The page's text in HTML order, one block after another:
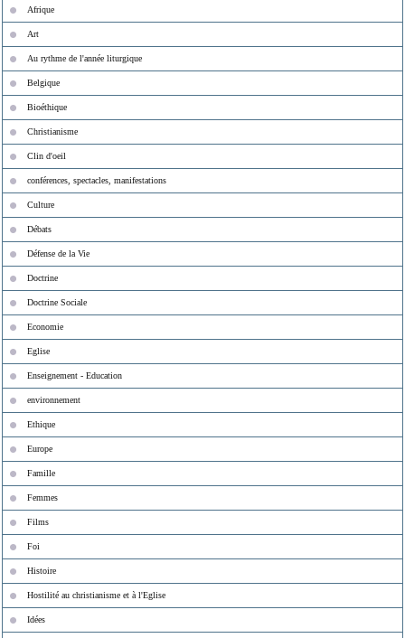
Afrique
Art
Au rythme de l'année liturgique
Belgique
Bioéthique
Christianisme
Clin d'oeil
conférences, spectacles, manifestations
Culture
Débats
Défense de la Vie
Doctrine
Doctrine Sociale
Economie
Eglise
Enseignement - Education
environnement
Ethique
Europe
Famille
Femmes
Films
Foi
Histoire
Hostilité au christianisme et à l'Eglise
Idées